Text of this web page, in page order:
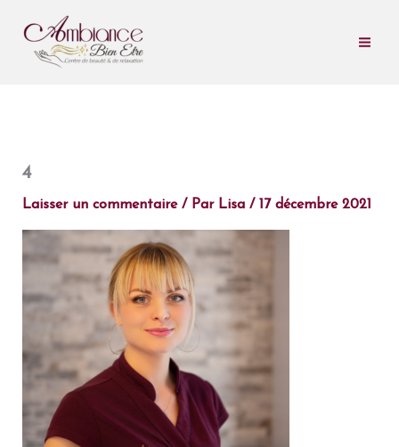
contenu
4
Laisser un commentaire / Par Lisa / 17 décembre 2021